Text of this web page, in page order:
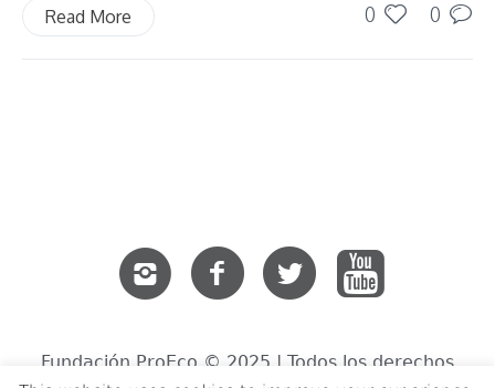
0 0
Read More
Fundación ProEco © 2025 | Todos los derechos